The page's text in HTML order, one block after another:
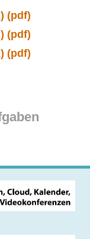
(pdf)
(pdf)
(pdf)